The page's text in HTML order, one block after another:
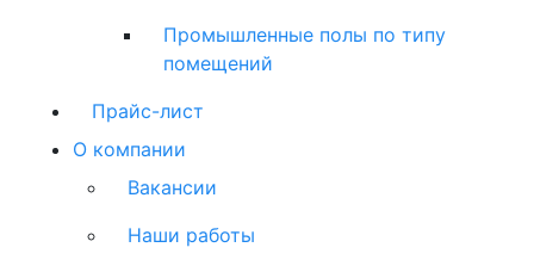
Промышленные полы по типу
помещений
Прайс-лист
О компании
Вакансии
Наши работы